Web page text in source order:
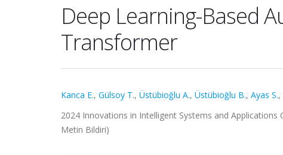
Deep Learning-Based
Transformer
Kanca E., Gülsoy T., Üstübioğlu A., Üstübioğlu B., Ayas S.,
2024 Innovations in Intelligent Systems and Applications
Metin Bildiri)